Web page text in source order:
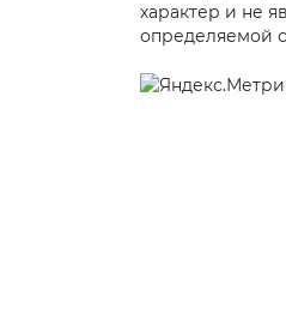
характер и не
определяемой